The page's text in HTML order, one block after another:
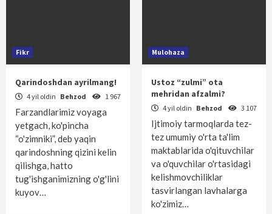
Fikr
Qarindoshdan ayrilmang!
4 yil oldin Behzod 1 967
Farzandlarimiz voyaga
yetgach, ko'pincha
“o'zimniki”, deb yaqin
qarindoshning qizini kelin
qilishga, hatto
tug'ishganimizning o'g'lini
kuyov…
Mulohaza
Ustoz “zulmi” ota
mehridan afzalmi?
4 yil oldin Behzod 3 107
Ijtimoiy tarmoqlarda tez-
tez umumiy o'rta ta'lim
maktablarida o'qituvchilar
va o'quvchilar o'rtasidagi
kelishmovchiliklar
tasvirlangan lavhalarga
ko'zimiz…